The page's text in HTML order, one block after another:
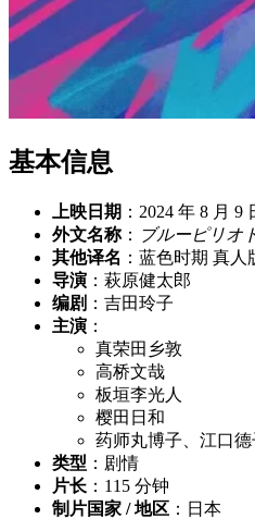
基本信息
上映日期 ：2024 年 8 月 9
外文名称： ブルーピリオ
其他译名 ：蓝色时期 真人
导演 ：萩原健太郎
编剧 ：吉田玲子
主演 ：
真荣田乡敦
高桥文哉
板垣李光人
樱田日和
药师丸博子、江口
类型 ：剧情
片长 ：115 分钟
制片国家 / 地区 ：日本